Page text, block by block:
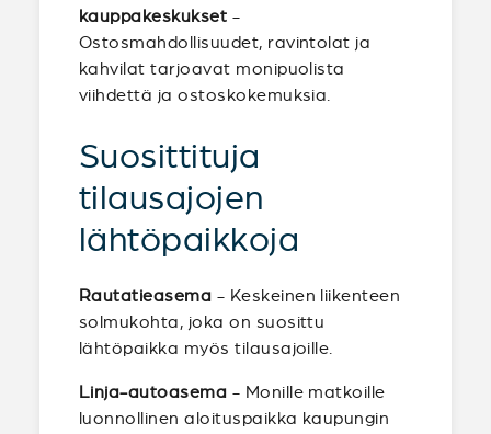
kauppakeskukset -
Ostosmahdollisuudet, ravintolat ja
kahvilat tarjoavat monipuolista
viihdettä ja ostoskokemuksia.
Suosittituja
tilausajojen
lähtöpaikkoja
Rautatieasema - Keskeinen liikenteen
solmukohta, joka on suosittu
lähtöpaikka myös tilausajoille.
Linja-autoasema - Monille matkoille
luonnollinen aloituspaikka kaupungin